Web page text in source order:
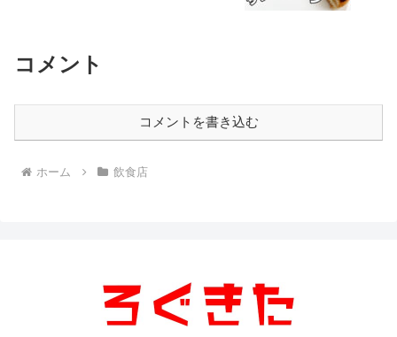
コメント
コメントを書き込む
ホーム 飲食店